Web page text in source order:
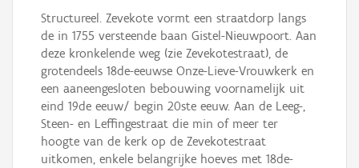
Structureel. Zevekote vormt een straatdorp langs
de in 1755 versteende baan Gistel-Nieuwpoort. Aan
deze kronkelende weg (zie Zevekotestraat), de
grotendeels 18de-eeuwse Onze-Lieve-Vrouwkerk en
een aaneengesloten bebouwing voornamelijk uit
eind 19de eeuw/ begin 20ste eeuw. Aan de Leeg-,
Steen- en Leffingestraat die min of meer ter
hoogte van de kerk op de Zevekotestraat
uitkomen, enkele belangrijke hoeves met 18de-